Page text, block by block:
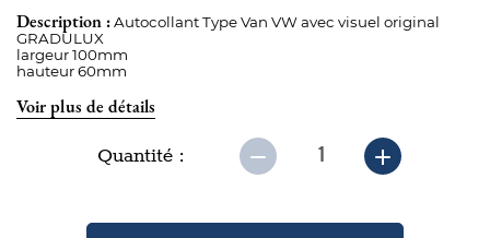
Description :Autocollant Type Van VW avec visuel original
GRADULUX
largeur 100mm
hauteur 60mm
Voir plus de détails
Quantité :